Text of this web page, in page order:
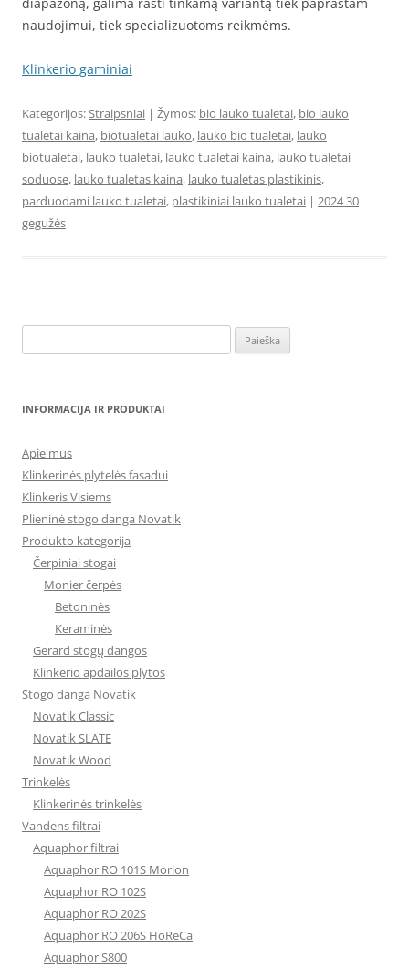
naudojimui, tiek specializuotoms reikmėms.
Klinkerio gaminiai
Kategorijos:Straipsniai | Žymos: bio lauko tualetai, bio lauko
tualetai kaina, biotualetai lauko, lauko bio tualetai, lauko
biotualetai, lauko tualetai, lauko tualetai kaina, lauko tualetai
soduose, lauko tualetas kaina, lauko tualetas plastikinis,
parduodami lauko tualetai, plastikiniai lauko tualetai | 2024 30
gegužės
INFORMACIJA IR PRODUKTAI
Apie mus
Klinkerinės plytelės fasadui
Klinkeris Visiems
Plieninė stogo danga Novatik
Produkto kategorija
Čerpiniai stogai
Monier čerpės
Betoninės
Keraminės
Gerard stogų dangos
Klinkerio apdailos plytos
Stogo danga Novatik
Novatik Classic
Novatik SLATE
Novatik Wood
Trinkelės
Klinkerinės trinkelės
Vandens filtrai
Aquaphor filtrai
Aquaphor RO 101S Morion
Aquaphor RO 102S
Aquaphor RO 202S
Aquaphor RO 206S HoReCa
Aquaphor S800